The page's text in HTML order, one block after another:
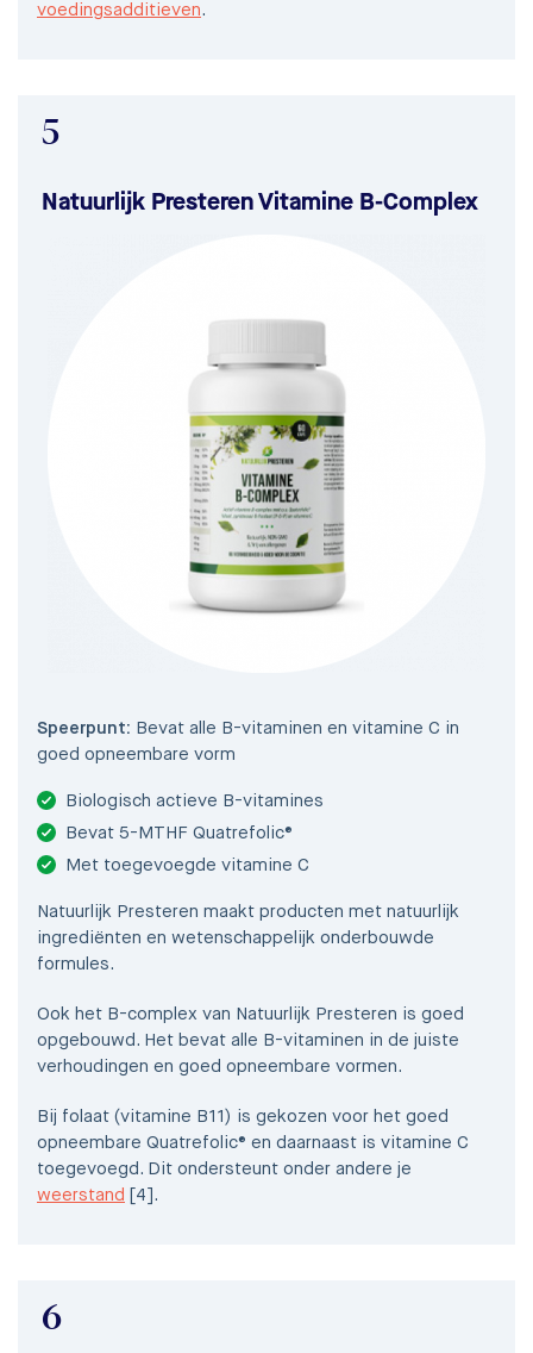
voedingsadditieven.
5
Natuurlijk Presteren Vitamine B-Complex
Speerpunt: Bevat alle B-vitaminen en vitamine C in
goed opneembare vorm
Biologisch actieve B-vitamines
Bevat 5-MTHF Quatrefolic®
Met toegevoegde vitamine C
Natuurlijk Presteren maakt producten met natuurlijk
ingrediënten en wetenschappelijk onderbouwde
formules.
Ook het B-complex van Natuurlijk Presteren is goed
opgebouwd. Het bevat alle B-vitaminen in de juiste
verhoudingen en goed opneembare vormen.
Bij folaat (vitamine B11) is gekozen voor het goed
opneembare Quatrefolic® en daarnaast is vitamine C
toegevoegd. Dit ondersteunt onder andere je
weerstand
[4].
6